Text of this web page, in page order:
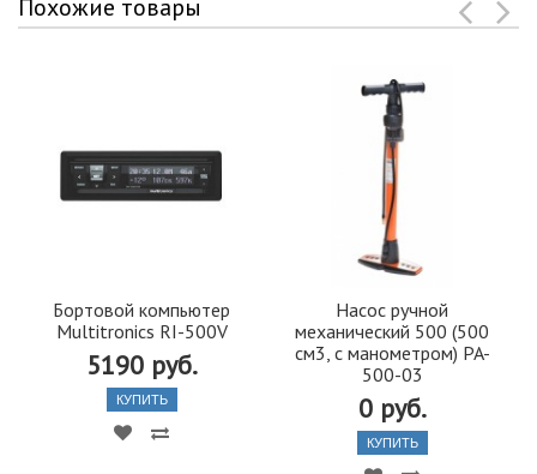
Похожие товары
Бортовой компьютер
Multitronics RI-500V
5190 руб.
КУПИТЬ
Насос ручной
механический 500 (500
см3, с манометром) PA-
500-03
0 руб.
КУПИТЬ